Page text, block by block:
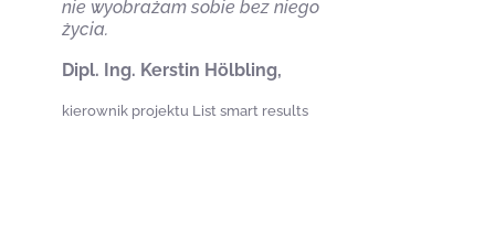
nie wyobrażam sobie bez niego
życia.
Dipl. Ing. Kerstin Hölbling,
kierownik projektu List smart results